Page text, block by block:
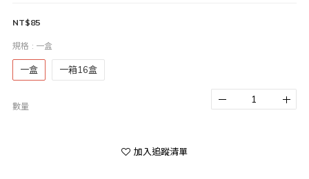
NT$85
規格 : 一盒
一盒 一箱16盒
數量
加入追蹤清單